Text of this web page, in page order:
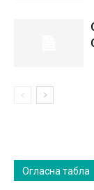
Огласна табла